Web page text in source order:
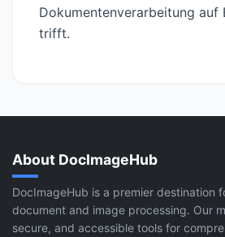
Dokumentenverarbeitung auf
trifft.
About DocImageHub
DocImageHub is a premier destination
document and image processing. Our
secure, and accessible tools for